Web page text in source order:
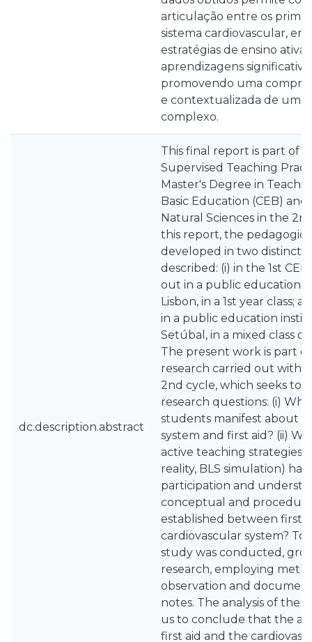
articulação entre os
sistema cardiovascular,
estratégias de ensino
aprendizagens
promovendo uma
e contextualizada de um
complexo.
dc.description.abstract
This final report is part of
Supervised Teaching
Master's Degree in
Basic Education (CEB)
Natural Sciences in the
this report, the
developed in two distinct
described: (i) in the 1st
out in a public education
Lisbon, in a 1st year class;
in a public education
Setúbal, in a mixed class
The present work is part
research carried out
2nd cycle, which seeks to
research questions: (i)
students manifest about
system and first aid? (ii)
active teaching strategies
reality, BLS simulation)
participation and
conceptual and
established between first
cardiovascular system?
study was conducted,
research, employing
observation and
notes. The analysis of the
us to conclude that the
first aid and the